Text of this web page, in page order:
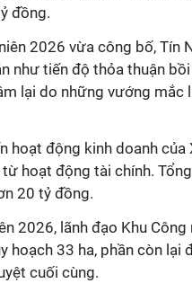
đồng.
2026 vừa công bố, Tín
như tiến độ thỏa thuận
lại do những vướng mắc
hoạt động kinh doanh
hoạt động tài chính.
20 tỷ đồng.
2026, lãnh đạo Khu Công
hoạch 33 ha, phần còn lại
cuối cùng.